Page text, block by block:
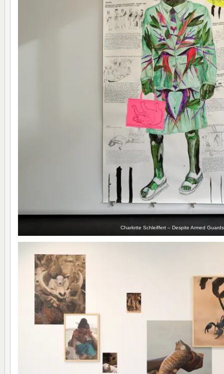
Charlotte Schleiffert – Despite Armed Guards